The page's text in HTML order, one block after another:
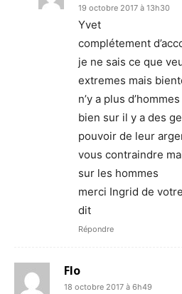
19 octobre 2017 à 13h30
Yvet
complétement
je ne sais ce que
extremes mais
n’y a plus d’hommes
bien sur il y a des
pouvoir de leur
vous contraindre
sur les hommes
merci Ingrid de
dit
Répondre
Flo
18 octobre 2017 à 6h49